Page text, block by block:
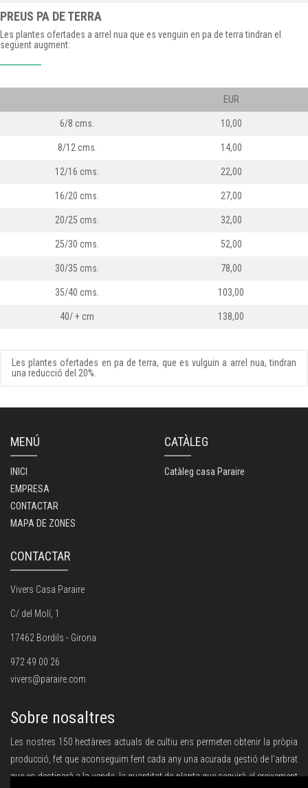
PREUS PA DE TERRA
Les plantes ofertades a arrel nua que es venguin en pa de terra tindran el
següent augment:
EUR
6/8 cms. 10,00
8/12 cms. 14,00
12/16 cms. 22,00
16/20 cms. 27,00
20/25 cms. 32,00
25/30 cms. 52,00
30/35 cms. 78,00
35/40 cms. 103,00
40/ + cm 138,00
Les plantes ofertades en pa de terra, que es vulguin a arrel nua, tindran
una reducció del 20%.
MENÚ
INICI
EMPRESA
CONTACTAR
MAPA DE ZONES
CATÀLEG
Catàleg casa Paraire
CONTACTAR
Vivers Casa Paraire
C/ del Molí, 1
17462 Bordils - Girona
972 49 00 26
vivers@paraire.com
Sobre nosaltres
Les nostres 150 hectàrees actuals de cultiu ens permeten obtenir la pròpia
producció, fet que aconseguim fent cada any una acurada gestió de l'arbrat
que es destinarà a la venda, la quantitat de planta que seguirà el creixement